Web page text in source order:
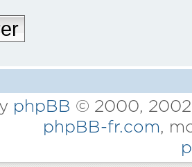
phpBB © 2000,
phpBB-fr.com,